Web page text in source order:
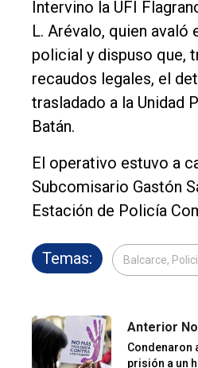
Intervino la UFI
L. Arévalo, quien
policial y dispuso que,
recaudos legales, el
trasladado a la Unidad
Batán.
El operativo estuvo a
Subcomisario Gastón
Estación de Policía
Temas: Balcarce,
Anterior
Condenaron
prisión a un